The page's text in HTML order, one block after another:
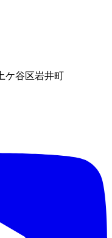
ケ谷区岩井町